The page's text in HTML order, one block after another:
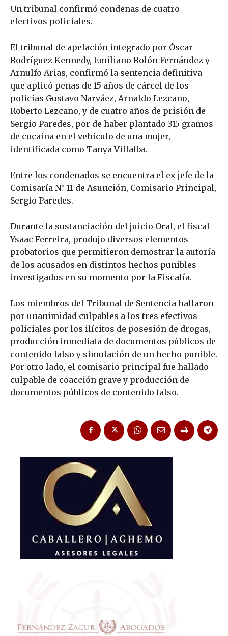
Un tribunal confirmó condenas de cuatro
efectivos policiales.
El tribunal de apelación integrado por Óscar
Rodríguez Kennedy, Emiliano Rolón Fernández y
Arnulfo Arias, confirmó la sentencia definitiva
que aplicó penas de 15 años de cárcel de los
policías Gustavo Narváez, Arnaldo Lezcano,
Roberto Lezcano, y de cuatro años de prisión de
Sergio Paredes, por de haber plantado 315 gramos
de cocaína en el vehículo de una mujer,
identificada como Tanya Villalba.
Entre los condenados se encuentra el ex jefe de la
Comisaría N° 11 de Asunción, Comisario Principal,
Sergio Paredes.
Durante la sustanciación del juicio Oral, el fiscal
Ysaac Ferreira, produjo diversos elementos
probatorios que permitieron demostrar la autoría
de los acusados en distintos hechos punibles
investigados en su momento por la Fiscalía.
Los miembros del Tribunal de Sentencia hallaron
por unanimidad culpables a los tres efectivos
policiales por los ilícitos de posesión de drogas,
producción inmediata de documentos públicos de
contenido falso y simulación de un hecho punible.
Por otro lado, el comisario principal fue hallado
culpable de coacción grave y producción de
documentos públicos de contenido falso.